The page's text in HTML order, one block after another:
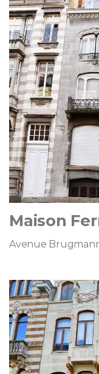
Maison
Avenue